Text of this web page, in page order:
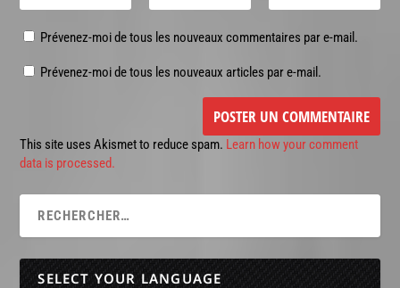
Prévenez-moi de tous les nouveaux commentaires par e-mail.
Prévenez-moi de tous les nouveaux articles par e-mail.
This site uses Akismet to reduce spam. Learn how your comment
data is processed.
SELECT YOUR LANGUAGE